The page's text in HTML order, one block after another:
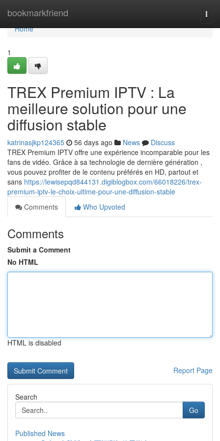
bookmarkfriend
Home
Home
1
TREX Premium IPTV : La
meilleure solution pour une
diffusion stable
katrinasjkp124365 56 days ago News
Discuss
TREX Premium IPTV offre une expérience incomparable pour les
fans de vidéo. Grâce à sa technologie de dernière génération ,
vous pouvez profiter de le contenu préférés en HD, partout et
sans https://lewisepqd844131.digiblogbox.com/66018226/trex-
premium-iptv-le-choix-ultime-pour-une-diffusion-stable
Comments
Who Upvoted
Comments
Submit a Comment
No HTML
HTML is disabled
Report Page
Search
Go
Published News